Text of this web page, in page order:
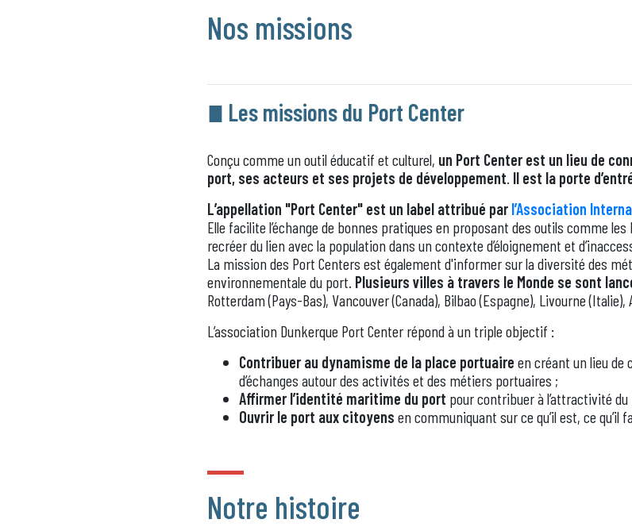
Nos missions
Les missions du Port Center
Conçu comme un outil éducatif et culturel, un Port Center est un lieu de
port, ses acteurs et ses projets de développement. Il est la porte
L’appellation "Port Center" est un label attribué par l’Association
Elle facilite l’échange de bonnes pratiques en proposant des outils comme
recréer du lien avec la populationdans un contexte d’éloignement et
La mission des Port Centers est également d'informer sur la diversité des
environnementale du port. Plusieurs villes à travers le Monde se sont
Rotterdam (Pays-Bas), Vancouver (Canada), Bilbao (Espagne), Livourne (Italie),
L’association Dunkerque Port Center répond à un triple objectif :
Contribuer au dynamisme de la place portuaire en créant un lieu de
d’échanges autour des activités et des métiers portuaires ;
Affirmer l’identité maritime du port pour contribuer à l’attractivité
Ouvrir le port aux citoyens en communiquant sur ce qu’il est, ce
Notre histoire